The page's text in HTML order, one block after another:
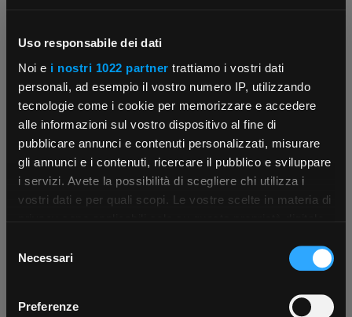
Uso responsabile dei dati
Noi e i nostri 1022 partner trattiamo i vostri dati
personali, ad esempio il vostro numero IP, utilizzando
tecnologie come i cookie per memorizzare e accedere
alle informazioni sul vostro dispositivo al fine di
pubblicare annunci e contenuti personalizzati, misurare
gli annunci e i contenuti, ricercare il pubblico e sviluppare
i servizi. Avete la possibilità di scegliere chi utilizza i
vostri dati e per quali scopi. Le vostre scelte in materia di
modificare o revocare il proprio consenso in qualsiasi
momento dalla Dichiarazione sui cookie o facendo clic
delNecessari
Preferenze
×
App Rexel Italia
tutti i servizi ovunque tu sia!
7M2482300010
8012823426723
FINDER
Controllo tensione trifase
17,5mm 1CO sequenza e
guasto fase per ...
€ 70,16x 1 pz.
-
Cod. Rexel: